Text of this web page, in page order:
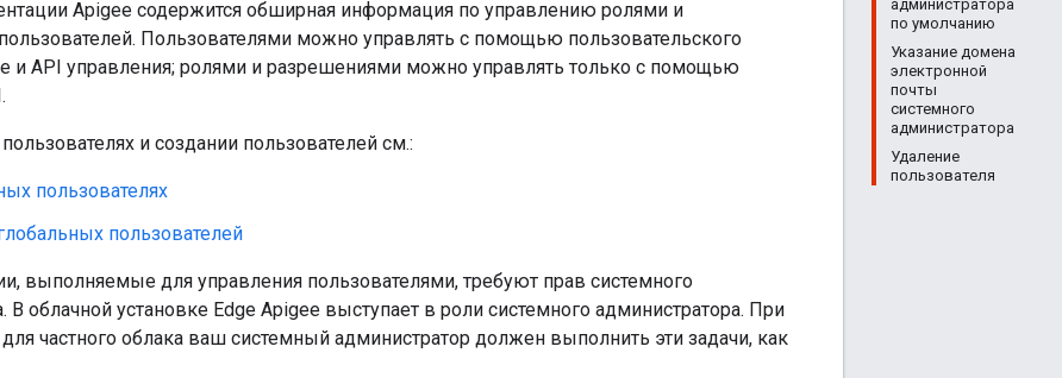
администратора
по умолчанию
Указание домена
электронной
почты
системного
администратора
Удаление
пользователя
Apigee содержится обширная информация по управлению ролями и
Пользователями можно управлять с помощью пользовательского
и API управления; ролями и разрешениями можно управлять только с помощью
и создании пользователей см.:
пользователях
пользователей
выполняемые для управления пользователями, требуют прав системного
В облачной установке Edge Apigee выступает в роли системного администратора. При
для частного облака ваш системный администратор должен выполнить эти задачи, как